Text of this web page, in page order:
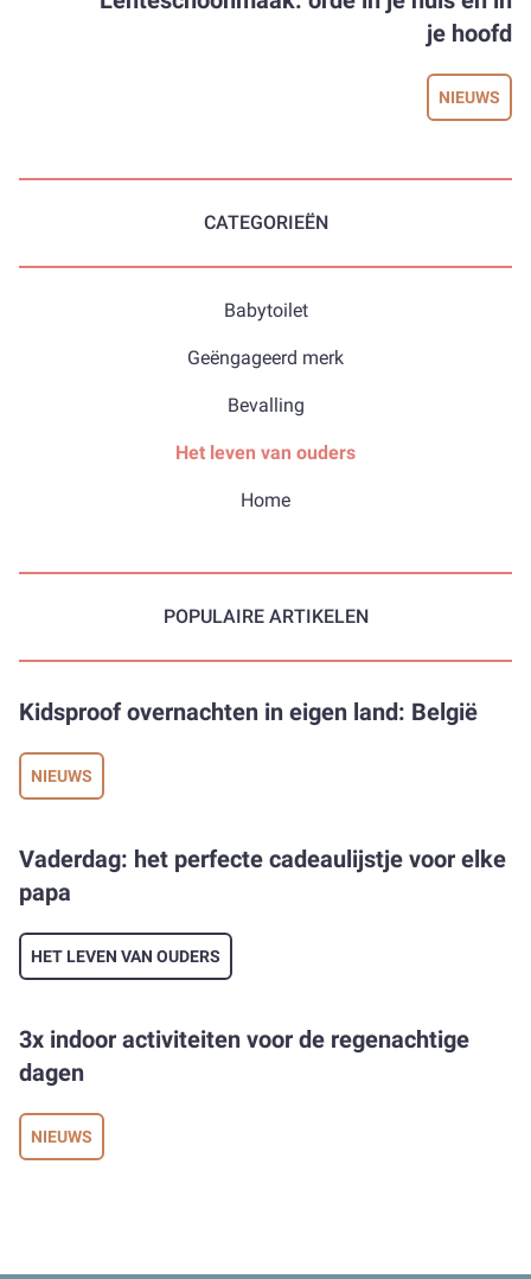
je hoofd
NIEUWS
CATEGORIEËN
Babytoilet
Geëngageerd merk
Bevalling
Het leven van ouders
Home
POPULAIRE ARTIKELEN
Kidsproof overnachten in eigen land: België
NIEUWS
Vaderdag: het perfecte cadeaulijstje voor elke
papa
HET LEVEN VAN OUDERS
3x indoor activiteiten voor de regenachtige
dagen
NIEUWS